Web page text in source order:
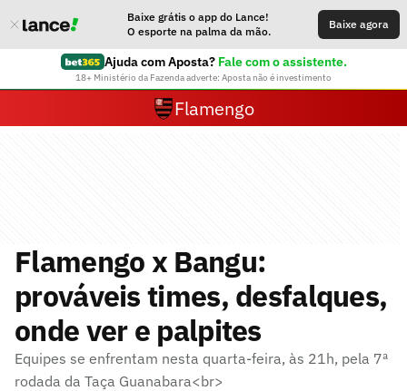
Baixe grátis o app do Lance!
O esporte na palma da mão.
Baixe agora
Ajuda com Aposta? Fale com o assistente.
18+ Ministério da Fazenda adverte: Aposta não é investimento
Flamengo
Flamengo x Bangu:
prováveis times, desfalques,
onde ver e palpites
Equipes se enfrentam nesta quarta-feira, às 21h, pela 7ª
rodada da Taça Guanabara<br>